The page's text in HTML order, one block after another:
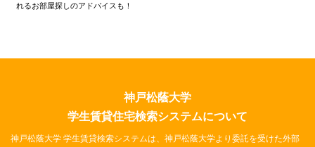
れるお部屋探しのアドバイスも！
神戸松蔭大学
学生賃貸住宅検索システムについて
神戸松蔭大学 学生賃貸検索システムは、神戸松蔭大学より委託を受けた外部